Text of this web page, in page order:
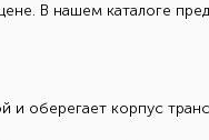
В нашем каталоге
оберегает корпус